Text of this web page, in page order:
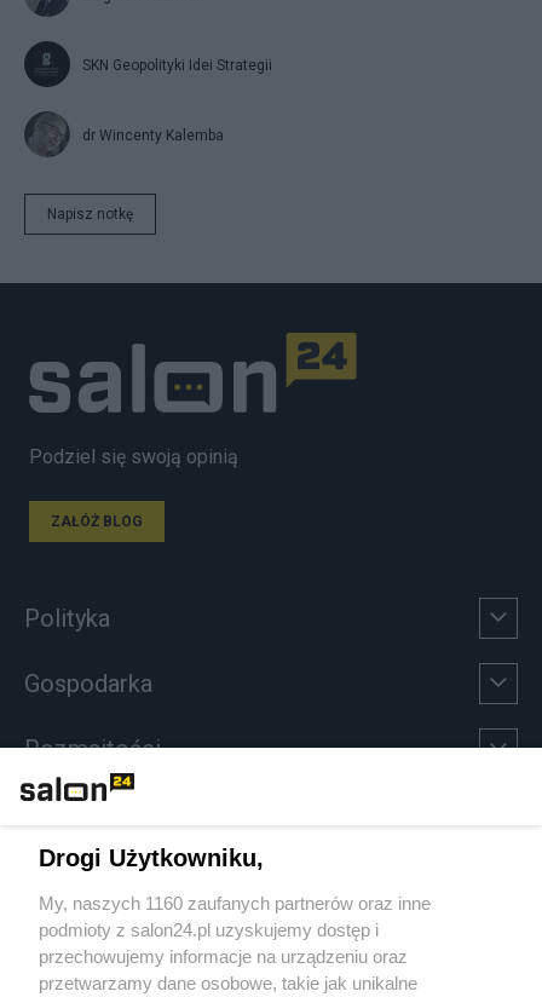
SKN Geopolityki Idei Strategii
dr Wincenty Kalemba
Napisz notkę
Podziel się swoją opinią
ZAŁÓŻ BLOG
Polityka
Gospodarka
Rozmaitości
Sport
Społeczeństwo
Drogi Użytkowniku,
My, naszych 1160 zaufanych partnerów oraz inne
podmioty z salon24.pl uzyskujemy dostęp i
przechowujemy informacje na urządzeniu oraz
przetwarzamy dane osobowe, takie jak unikalne